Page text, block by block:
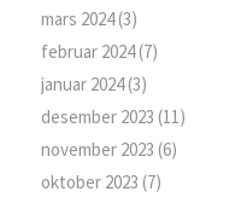
mars 2024(3)
februar 2024(7)
januar 2024(3)
desember 2023 (11)
november 2023 (6)
oktober 2023 (7)